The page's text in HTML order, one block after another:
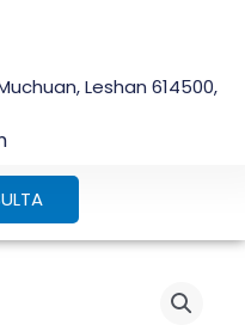
Leshan 614500,